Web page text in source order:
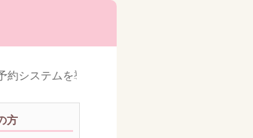
約システムを導入いたしました。
方